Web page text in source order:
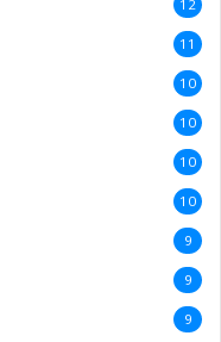
12
11
10
10
10
10
9
9
9